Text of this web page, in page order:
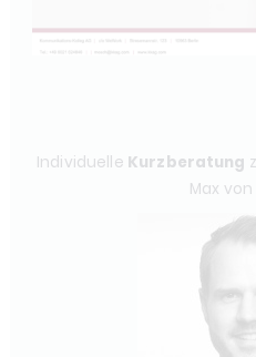
Individuelle Kurzberatung
Max